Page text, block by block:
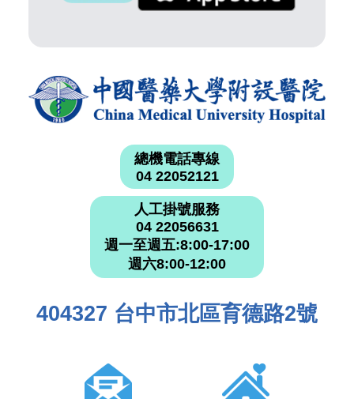
總機電話專線
04 22052121
人工掛號服務
04 22056631
週一至週五:8:00-17:00
週六8:00-12:00
404327 台中市北區育德路2號